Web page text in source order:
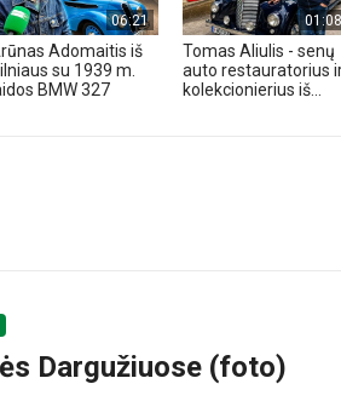
06:21
Adomaitis iš
su 1939 m.
BMW 327
01:08
Tomas Aliulis - senų
auto restauratorius
kolekcionierius iš...
Dargužiuose (foto)